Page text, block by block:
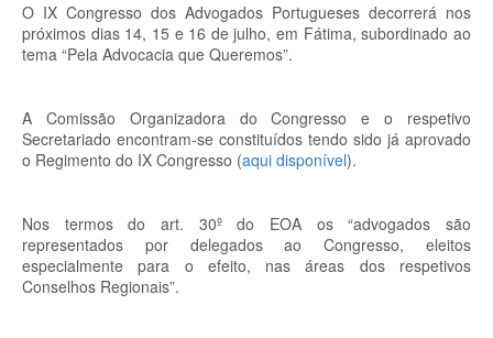
O IX Congresso dos Advogados Portugueses decorrerá nos
próximos dias 14, 15 e 16 de julho, em Fátima, subordinado ao
tema “Pela Advocacia que Queremos”.
A Comissão Organizadora do Congresso e o respetivo
Secretariado encontram-se constituídos tendo sido já aprovado
o Regimento do IX Congresso (aqui disponível).
Nos termos do art. 30º do EOA os “advogados são
representados por delegados ao Congresso, eleitos
especialmente para o efeito, nas áreas dos respetivos
Conselhos Regionais”.